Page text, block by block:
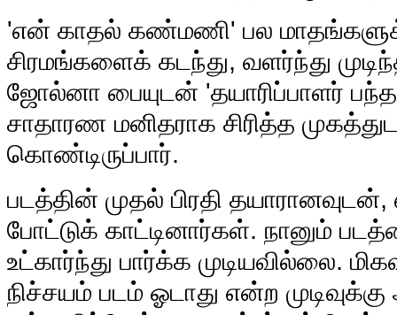
'என் காதல் கண்மணி' பல
சிரமங்களைக் கடந்து, வளர்ந்து
ஜோல்னா பையுடன் 'தயாரிப்பாளர்
சாதாரண மனிதராக சிரித்த
கொண்டிருப்பார்.
படத்தின் முதல் பிரதி
போட்டுக் காட்டினார்கள். நானும்
உட்கார்ந்து பார்க்க முடியவில்லை.
நிச்சயம் படம் ஓடாது என்ற